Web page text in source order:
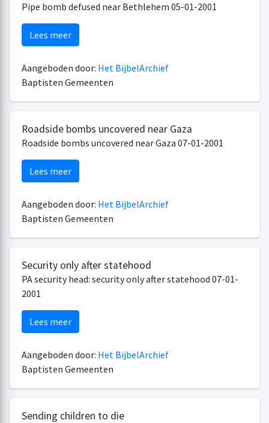
Pipe bomb defused near Bethlehem 05-01-2001
Lees meer
Aangeboden door: Het BijbelArchief
Baptisten Gemeenten
Roadside bombs uncovered near Gaza
Roadside bombs uncovered near Gaza 07-01-2001
Lees meer
Aangeboden door: Het BijbelArchief
Baptisten Gemeenten
Security only after statehood
PA security head: security only after statehood 07-01-
2001
Lees meer
Aangeboden door: Het BijbelArchief
Baptisten Gemeenten
Sending children to die